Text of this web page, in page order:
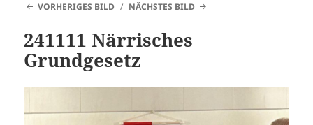
VORHERIGES BILD NÄCHSTES BILD
241111 Närrisches
Grundgesetz